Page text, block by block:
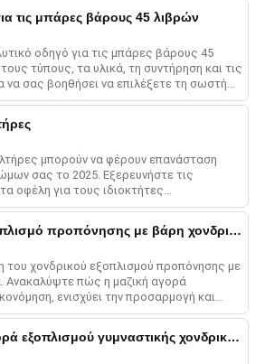
τις μπάρες βάρους 45 λιβρών
οδηγό για τις μπάρες βάρους 45
τύπους, τα υλικά, τη συντήρηση και τις
να σας βοηθήσει να επιλέξετε τη σωστή
μπορούν να φέρουν επανάσταση
σας το 2025. Εξερευνήστε τις
οφέλη για τους ιδιοκτήτες
για τη μεγιστοποίηση σας......
Οφέλη από τον εξοπλισμό προπόνησης με βάρη χονδρικής
του χονδρικού εξοπλισμού προπόνησης με
Ανακαλύψτε πώς η μαζική αγορά
ενισχύει την προσαρμογή και
Οφέλη από την αγορά εξοπλισμού γυμναστικής χονδρικής από την Κίνα